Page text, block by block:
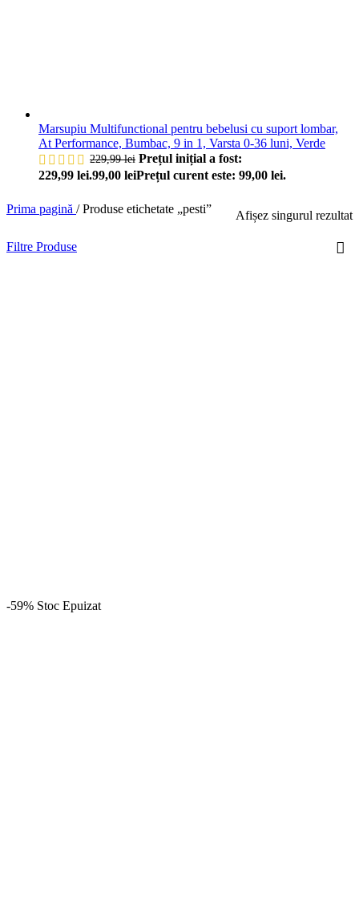
Marsupiu Multifunctional pentru bebelusi cu suport lombar,
At Performance, Bumbac, 9 in 1, Varsta 0-36 luni, Verde
229,99lei Prețul inițial a fost:
229,99 lei.99,00 leiPrețul curent este: 99,00 lei.
Prima pagină / Produse etichetate „pesti” Afișez singurul rezultat
Filtre Produse
-59% Stoc Epuizat